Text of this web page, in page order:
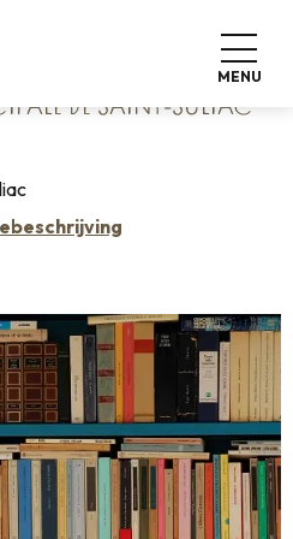
MENU
de Saint-Suliac
DE SAINT-SULIAC